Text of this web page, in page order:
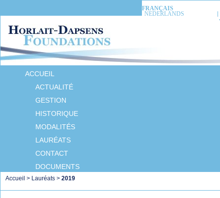
FRANÇAIS
NEDERLANDS
ACCUEIL
ACTUALITÉ
GESTION
HISTORIQUE
MODALITÉS
LAURÉATS
CONTACT
DOCUMENTS
Accueil > Lauréats > 2019